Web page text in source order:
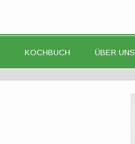
KOCHBUCH ÜBER UNS